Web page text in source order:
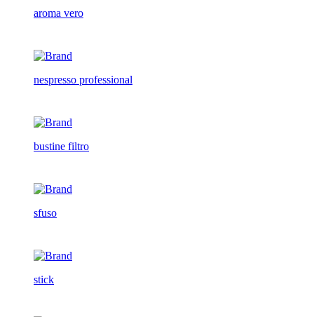
aroma vero
nespresso professional
bustine filtro
sfuso
stick